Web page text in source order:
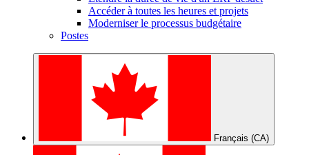
Accéder à toutes les heures et projets
Moderniser le processus budgétaire
Postes
Français (CA)